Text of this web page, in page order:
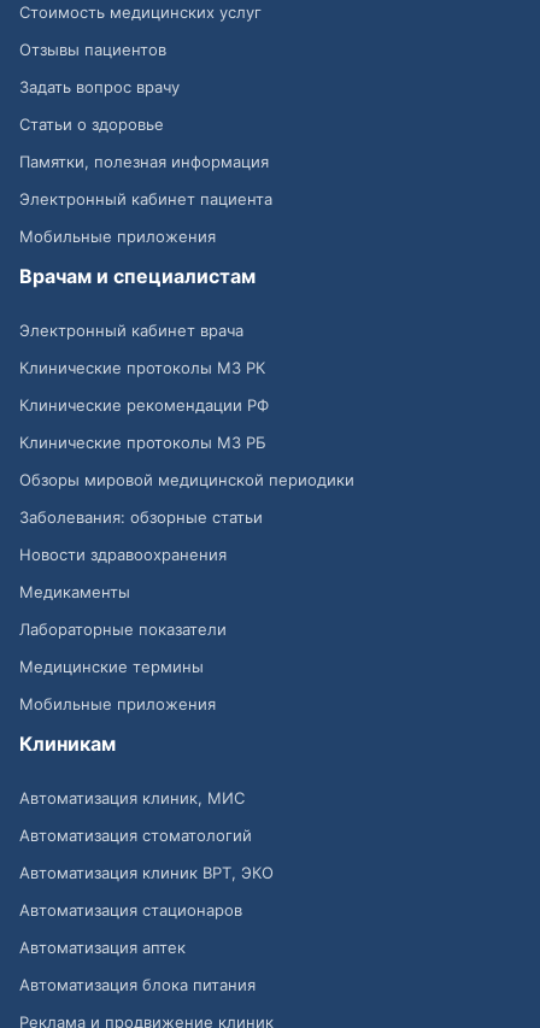
Стоимость медицинских услуг
Отзывы пациентов
Задать вопрос врачу
Статьи о здоровье
Памятки, полезная информация
Электронный кабинет пациента
Мобильные приложения
Врачам и специалистам
Электронный кабинет врача
Клинические протоколы МЗ РК
Клинические рекомендации РФ
Клинические протоколы МЗ РБ
Обзоры мировой медицинской периодики
Заболевания: обзорные статьи
Новости здравоохранения
Медикаменты
Лабораторные показатели
Медицинские термины
Мобильные приложения
Клиникам
Автоматизация клиник, МИС
Автоматизация стоматологий
Автоматизация клиник ВРТ, ЭКО
Автоматизация стационаров
Автоматизация аптек
Автоматизация блока питания
Реклама и продвижение клиник